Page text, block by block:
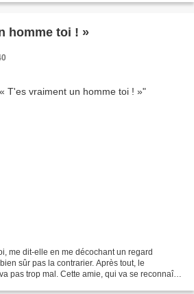
homme toi ! »
me dit-elle en me décochant un regard
sûr pas la contrarier. Après tout, le
pas trop mal. Cette amie, qui va se reconnaître